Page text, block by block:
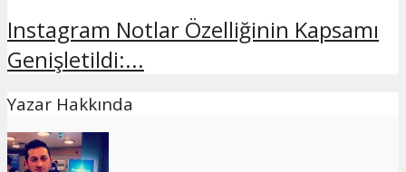
Instagram Notlar Özelliğinin Kapsamı
Genişletildi:...
Yazar Hakkında